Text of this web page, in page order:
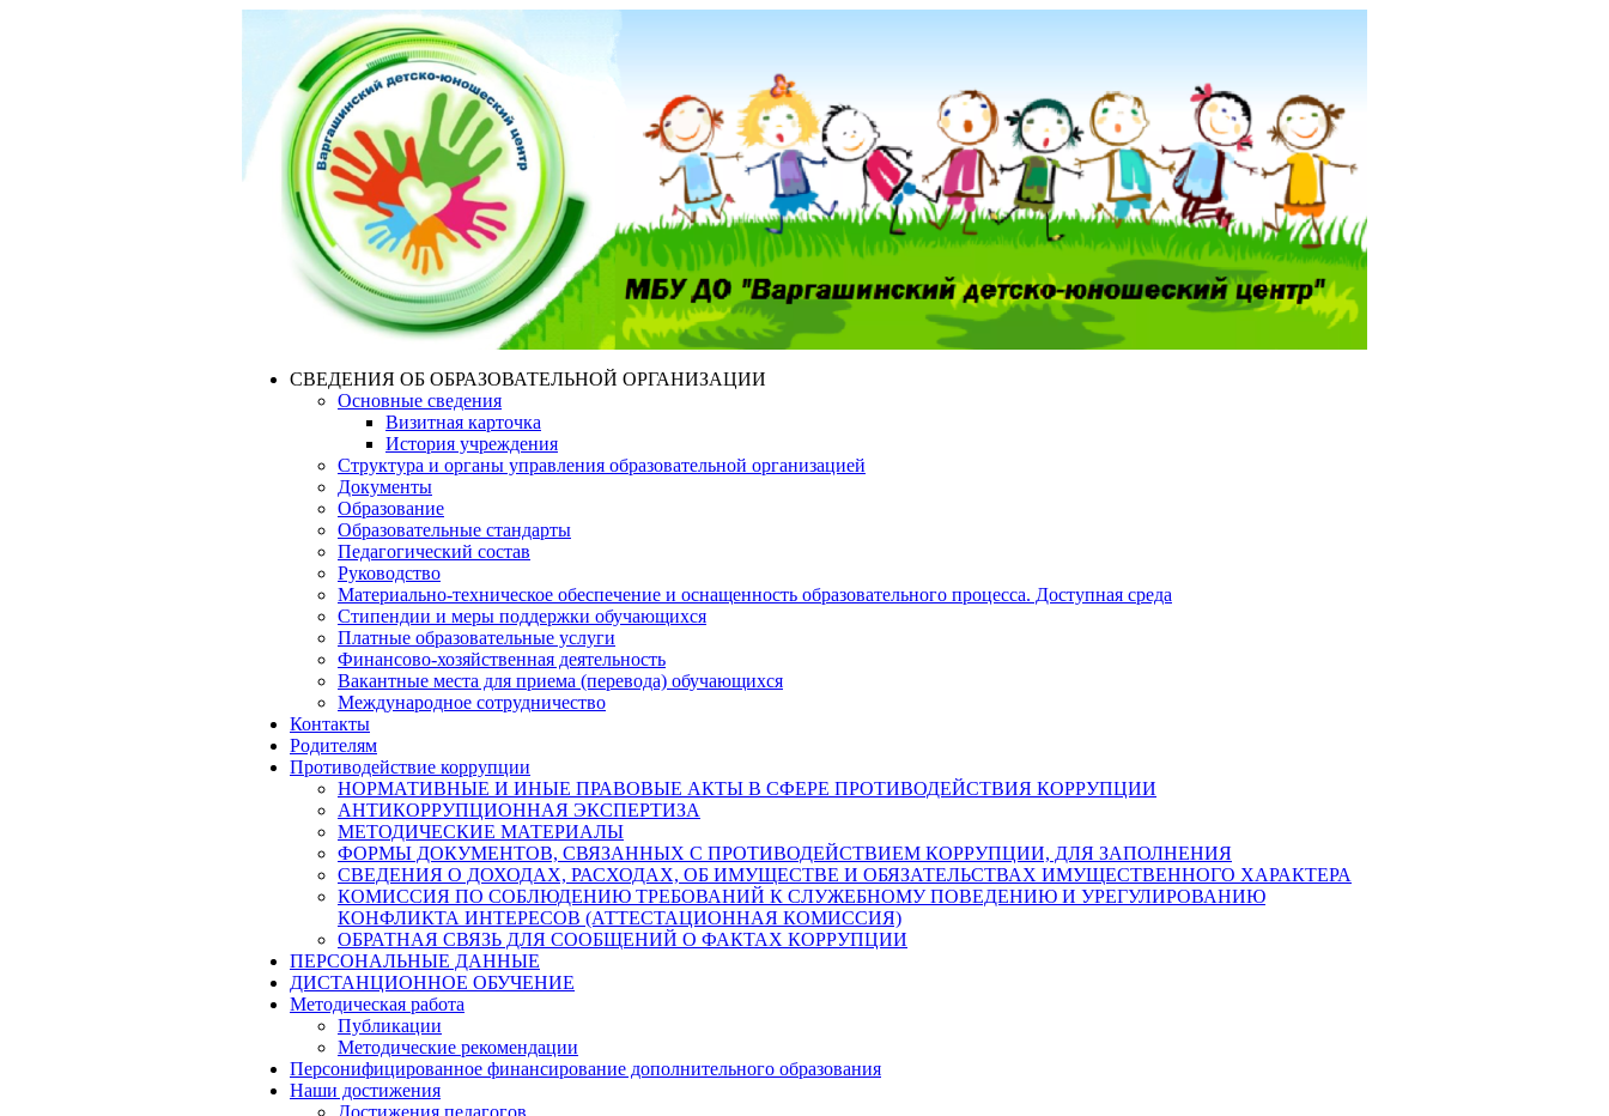
СВЕДЕНИЯ ОБ ОБРАЗОВАТЕЛЬНОЙ ОРГАНИЗАЦИИ
Основные сведения
Визитная карточка
История учреждения
Структура и органы управления образовательной организацией
Документы
Образование
Образовательные стандарты
Педагогический состав
Руководство
Материально-техническое обеспечение и оснащенность образовательного процесса. Доступная среда
Стипендии и меры поддержки обучающихся
Платные образовательные услуги
Финансово-хозяйственная деятельность
Вакантные места для приема (перевода) обучающихся
Международное сотрудничество
Контакты
Родителям
Противодействие коррупции
НОРМАТИВНЫЕ И ИНЫЕ ПРАВОВЫЕ АКТЫ В СФЕРЕ ПРОТИВОДЕЙСТВИЯ КОРРУПЦИИ
АНТИКОРРУПЦИОННАЯ ЭКСПЕРТИЗА
МЕТОДИЧЕСКИЕ МАТЕРИАЛЫ
ФОРМЫ ДОКУМЕНТОВ, СВЯЗАННЫХ С ПРОТИВОДЕЙСТВИЕМ КОРРУПЦИИ, ДЛЯ ЗАПОЛНЕНИЯ
СВЕДЕНИЯ О ДОХОДАХ, РАСХОДАХ, ОБ ИМУЩЕСТВЕ И ОБЯЗАТЕЛЬСТВАХ ИМУЩЕСТВЕННОГО ХАРАКТЕРА
КОМИССИЯ ПО СОБЛЮДЕНИЮ ТРЕБОВАНИЙ К СЛУЖЕБНОМУ ПОВЕДЕНИЮ И УРЕГУЛИРОВАНИЮ
КОНФЛИКТА ИНТЕРЕСОВ (АТТЕСТАЦИОННАЯ КОМИССИЯ)
ОБРАТНАЯ СВЯЗЬ ДЛЯ СООБЩЕНИЙ О ФАКТАХ КОРРУПЦИИ
ПЕРСОНАЛЬНЫЕ ДАННЫЕ
ДИСТАНЦИОННОЕ ОБУЧЕНИЕ
Методическая работа
Публикации
Методические рекомендации
Персонифицированное финансирование дополнительного образования
Наши достижения
Достижения педагогов